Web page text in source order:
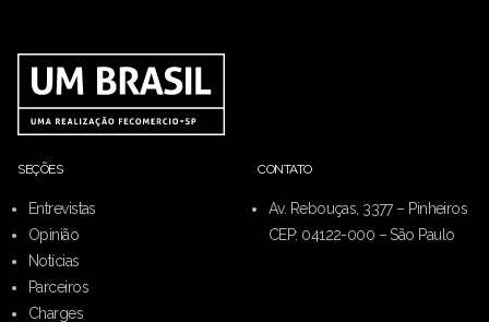
SEÇÕES
Entrevistas
Opinião
Notícias
Parceiros
Charges
CONTATO
Av. Rebouças, 3377 – Pinheiros
CEP: 04122-000 – São Paulo